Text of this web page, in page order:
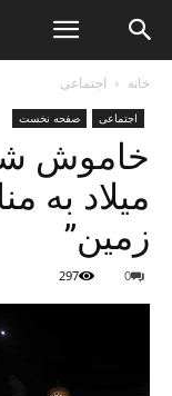
خانه اجتماعی
اجتماعی صفحه نخست
خاموش
میلاد به
زمین”
0
297